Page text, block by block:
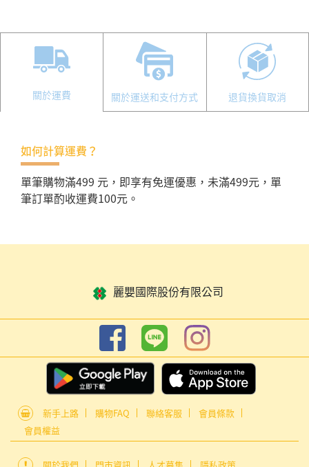
關於運費 關於運送和支付方式 退貨換貨取消
如何計算運費？
單筆購物滿499 元，即享有免運優惠，未滿499元，單
筆訂單酌收運費100元。
麗嬰國際股份有限公司
新手上路 購物FAQ 聯絡客服
會員條款
會員權益